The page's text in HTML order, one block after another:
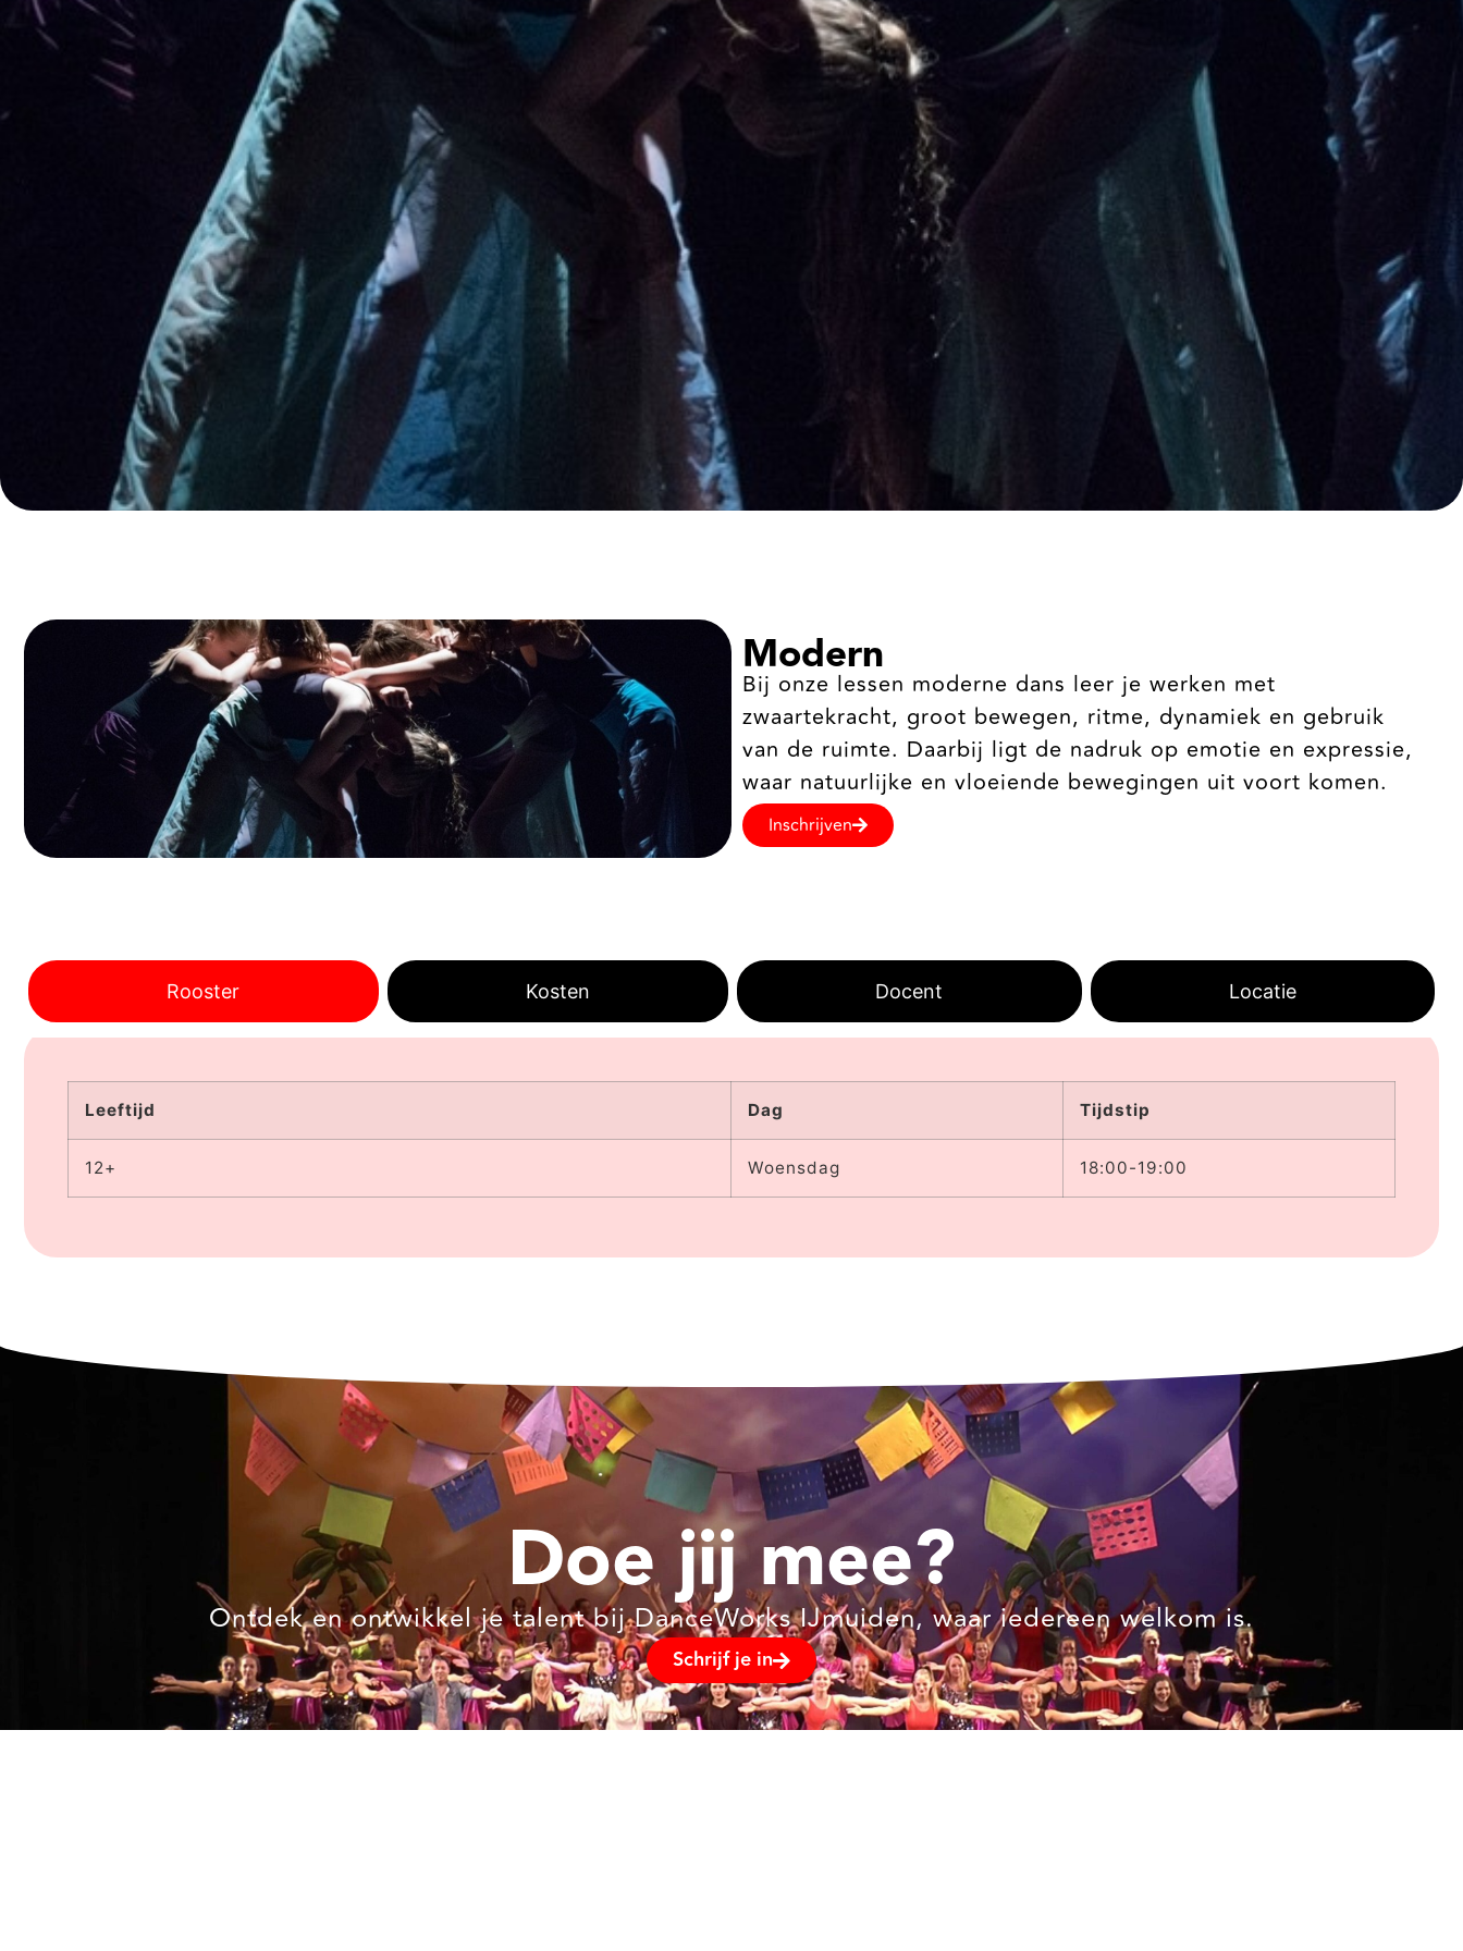
Modern
Bij onze lessen moderne dans leer je werken met
zwaartekracht, groot bewegen, ritme, dynamiek en gebruik
van de ruimte. Daarbij ligt de nadruk op emotie en expressie,
waar natuurlijke en vloeiende bewegingen uit voort komen.
Inschrijven
Rooster Kosten Docent Locatie
Leeftijd Dag Tijdstip
12+ Woensdag 18:00-19:00
Doe jij mee?
Ontdek en ontwikkel je talent bij DanceWorks IJmuiden, waar iedereen welkom is.
Schrijf je in